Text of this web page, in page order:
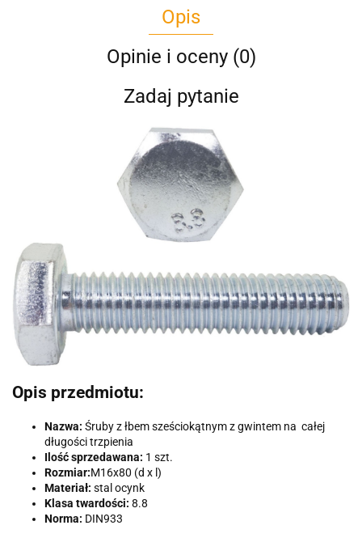
Opis
Opinie i oceny (0)
Zadaj pytanie
Opis przedmiotu:
Nazwa: Śruby z łbem sześciokątnym z gwintem na całej
długości trzpienia
Ilość sprzedawana: 1 szt.
Rozmiar:M16x80 (d x l)
Materiał: stal ocynk
Klasa twardości: 8.8
Norma: DIN933